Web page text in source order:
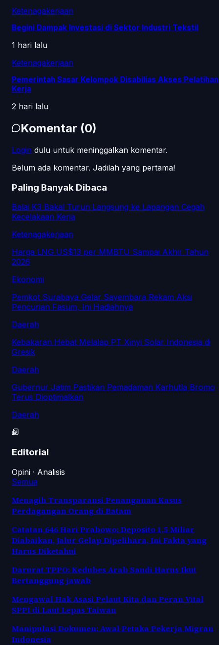
Ketenagakerjaan
Begini Dampak Investasi di Sektor Industri Tekstil
1 hari lalu
Ketenagakerjaan
Pemerintah Sasar Kelompok Disabilias Akses Pelatihan
Kerja
2 hari lalu
Komentar (0)
Login dulu untuk meninggalkan komentar.
Belum ada komentar. Jadilah yang pertama!
Paling Banyak Dibaca
Balai K3 Bakal Turun Langsung ke Lapangan Cegah
Kecelakaan Kerja
Ketenagakerjaan
Harga LNG US$13 per MMBTU Sampai Akhir Tahun
2026
Ekonomi
Pemkot Surabaya Gelar Sayembara Rekam Aksi
Pencurian Fasum, Ini Hadiahnya
Daerah
Kebakaran Hebat Melalap PT Xinyi Solar Indonesia di
Gresik
Daerah
Gubernur Jatim Pastikan Pemadaman Karhutla Bromo
Terus Dioptimalkan
Daerah
Editorial
Opini · Analisis
Semua
Menagih Transparansi Penanganan Kasus
Perdagangan Orang di Batam
Catatan 646 Hari Prabowo: Deposito 1,5 Miliar
Diabaikan, Jalur Gelap Dipelihara, Ini Fakta yang
Harus Diketahui
Darurat TPPO: Kedubes Arab Saudi Harus Ikut
Bertanggung jawab
Mengawal Hak Asasi Pelaut Kita dan Peran Vital
SPPI di Laut Lepas Taiwan
Manipulasi Dokumen: Awal Petaka Pekerja Migran
Indonesia